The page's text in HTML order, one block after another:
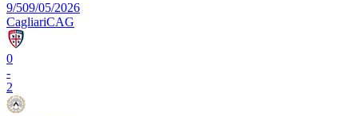
9/509/05/2026
CagliariCAG
0
-
2